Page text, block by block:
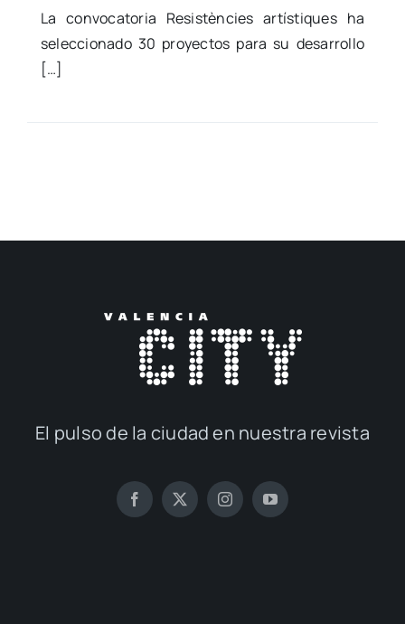
La con­vo­ca­to­ria Resis­tèn­cies artís­ti­ques ha
selec­cio­na­do 30 pro­yec­tos para su desa­rro­llo
[…]
El pul­so de la ciu­dad en nues­tra revis­ta